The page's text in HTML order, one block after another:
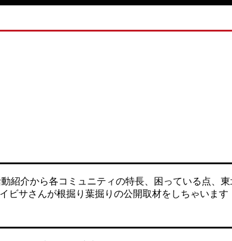
紹介から各コミュニティの特長、困っている点、
サさんが根掘り葉掘りの公開取材をしちゃいます